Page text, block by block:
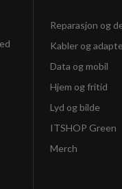
Reparasjon og
Kabler og
Data og mobil
Hjem og fritid
Lyd og bilde
ITSHOP Green
Merch